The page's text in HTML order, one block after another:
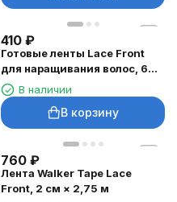
410 ₽
Готовые ленты Lace Front
для наращивания волос, 60
шт.В наличии
В корзину
760 ₽
Лента Walker Tape Lace
Front, 2 см × 2,75 м